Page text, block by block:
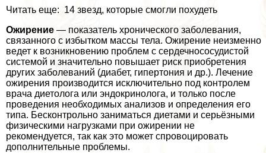
Читать еще: 14 звезд, которые смогли похудеть
Ожирение — показатель хронического заболевания,
связанного с избытком массы тела. Ожирение неизменно
ведет к возникновению проблем с сердечнососудистой
системой и значительно повышает риск приобретения
других заболеваний (диабет, гипертония и др.). Лечение
ожирения производится исключительно под контролем
врача диетолога или эндокринолога, и только после
проведения необходимых анализов и определения его
типа. Бесконтрольно заниматься диетами и серьёзными
физическими нагрузками при ожирении не
рекомендуется, так как это может спровоцировать
дополнительные проблемы.